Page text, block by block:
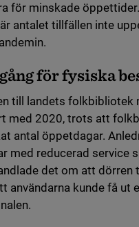
för minskade
antalet tillfällen inte
för fysiska
till landets folkbibliotek
med 2020, trots att
antal öppetdagar.
med reducerad service
det om att dörren
användarna kunde få ut